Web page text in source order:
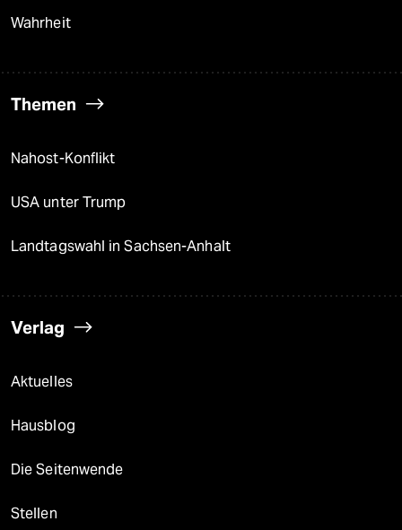
Wahrheit
Themen
Nahost-Konflikt
USA unter Trump
Landtagswahl in Sachsen-Anhalt
Verlag
Aktuelles
Hausblog
Die Seitenwende
Stellen